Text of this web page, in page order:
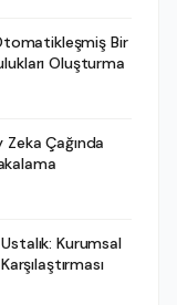
Bir
Oluşturma
Çağında
Kurumsal